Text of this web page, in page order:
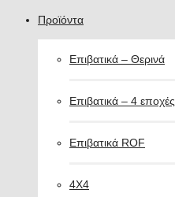
Προϊόντα
Επιβατικά – Θερινά
Επιβατικά – 4 εποχές
Επιβατικά ROF
4X4